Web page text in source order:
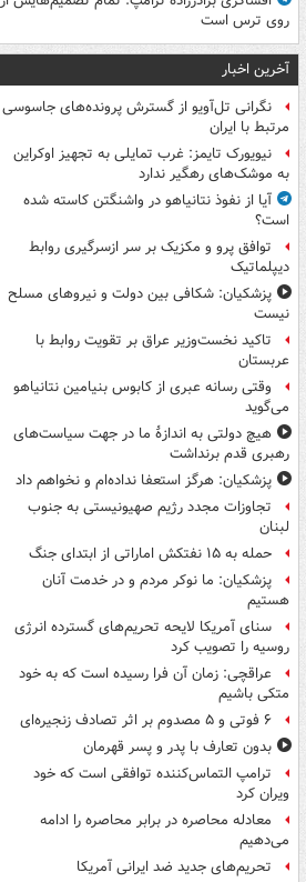
روی ترس است
آخرین اخبار
نگرانی تل‌آویو از گسترش پرونده‌های جاسوسی
مرتبط با ایران
نیویورک تایمز: غرب تمایلی به تجهیز اوکراین
به موشک‌های رهگیر ندارد
آیا از نفوذ نتانیاهو در واشنگتن کاسته شده
است؟
توافق پرو و مکزیک بر سر ازسرگیری روابط
دیپلماتیک
پزشکیان: شکافی بین دولت و نیروهای مسلح
نیست
تاکید نخست‌وزیر عراق بر تقویت روابط با
عربستان
وقتی رسانه عبری از کابوس بنیامین نتانیاهو
می‌گوید
هیچ دولتی به اندازۀ ما در جهت سیاست‌های
رهبری قدم برنداشت
پزشکیان: هرگز استعفا نداده‌ام و نخواهم داد
تجاوزات مجدد رژیم صهیونیستی به جنوب
لبنان
حمله به ۱۵ نفتکش‌ اماراتی از ابتدای جنگ
پزشکیان: ما نوکر مردم و در خدمت آنان
هستیم
سنای آمریکا لایحه تحریم‌های گسترده انرژی
روسیه را تصویب کرد
عراقچی: زمان آن فرا رسیده است که به خود
متکی باشیم
۶ فوتی و ۵ مصدوم بر اثر تصادف زنجیره‌ای
بدون تعارف با پدر و پسر قهرمان
ترامپ التماس‌کننده توافقی است که خود
ویران کرد
معادله محاصره در برابر محاصره را ادامه
می‌دهیم
تحریم‌های جدید ضد ایرانی آمریکا